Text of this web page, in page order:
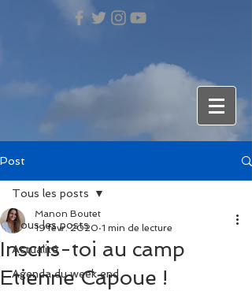
Post
Tous les posts
Actualité
Agenda du week end
Tous les posts
Inscris-toi au camp
Etienne Capoue !
Manon Boutet
19 févr. 2020 1 min de lecture